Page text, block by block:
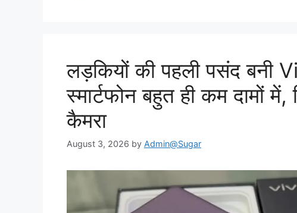
लड़कियों की पहली पसंद बनी
स्मार्टफोन बहुत ही कम दामों
कैमरा
August 3, 2026 by Admin@Sugar